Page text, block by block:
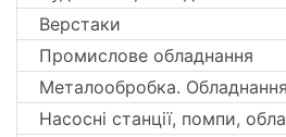
Верстаки
Промислове обладнання
Металообробка.
Насосні станції, помпи,